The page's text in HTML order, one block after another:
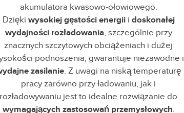
akumulatora kwasowo-ołowiowego.
Dzięki wysokiej gęstości energiii doskonałej
wydajności rozładowania, szczególnie przy
znacznych szczytowych obciążeniach i dużej
podnoszenia, gwarantuje niezawodne i
zasilanie. Z uwagi na niską temperaturę
pracy zarówno przy ładowaniu, jak i
rozładowywaniu jest to idealne rozwiązanie do
wymagających zastosowań przemysłowych.